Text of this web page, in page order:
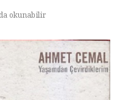
okunabilir